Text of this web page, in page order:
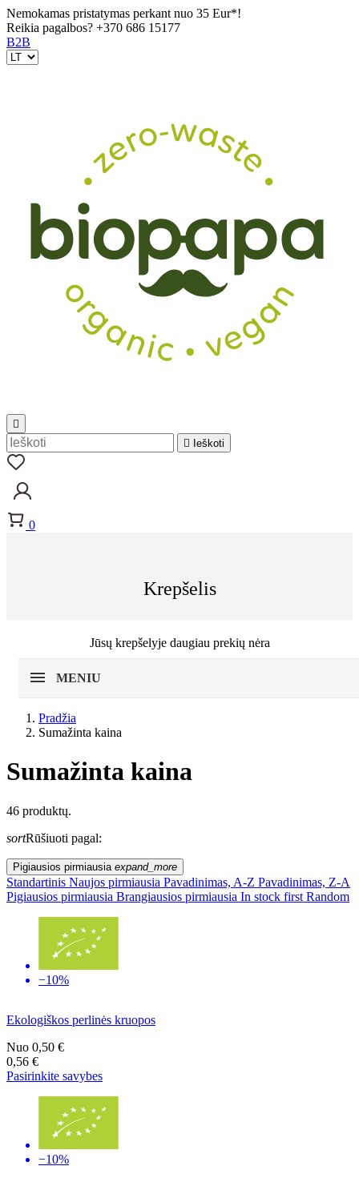
Nemokamas pristatymas perkant nuo 35 Eur*!
Reikia pagalbos? +370 686 15177
B2B


Ieškoti
0
Krepšelis
Jūsų krepšelyje daugiau prekių nėra
MENIU
Pradžia
Sumažinta kaina
Kaina
Gamintojas
Sumažinta kaina
46 produktų.
sortRūšiuoti pagal:
Pigiausios pirmiausia expand_more
Standartinis Naujos pirmiausia Pavadinimas, A-Z Pavadinimas, Z-A
Pigiausios pirmiausia Brangiausios pirmiausia In stock first Random
−10%
Ekologiškos perlinės kruopos
Nuo 0,50 €
0,56 €
Pasirinkite savybes
−10%